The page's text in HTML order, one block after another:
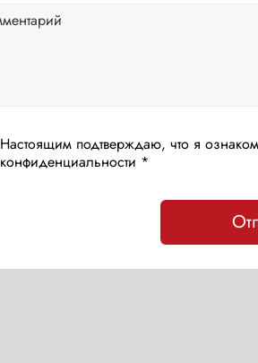
Настоящим подтверждаю, что я
конфиденциальности *